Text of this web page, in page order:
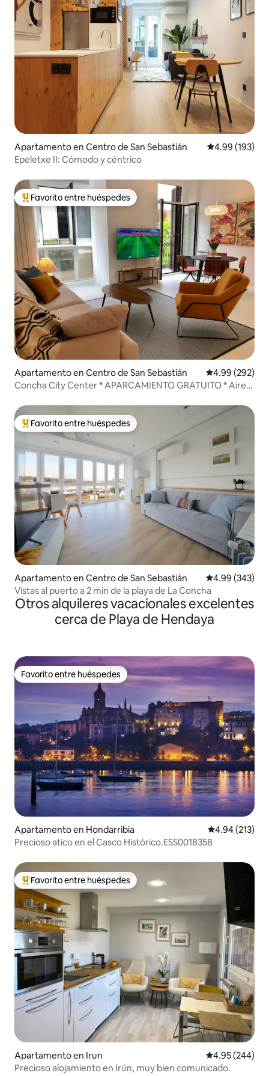
Apartamento en Centro de San Sebastián Calificación
4.99 (193)
Epeletxe II: Cómodo y céntrico
Favorito entre huéspedes preferido
Favorito entre huéspedes
Apartamento en Centro de San Sebastián Calificación
4.99 (292)
Concha City Center * APARCAMIENTO GRATUITO * Aire
Favorito entre huéspedes preferido
Favorito entre huéspedes
Apartamento en Centro de San Sebastián Calificación
4.99 (343)
Vistas al puerto a 2 min de la playa de La Concha
Otros alquileres vacacionales excelentes
cerca de Playa de Hendaya
Favorito entre huéspedes
Favorito entre huéspedes
Apartamento en Hondarribia Calificación
4.94 (213)
Precioso atico en el Casco Histórico.ESS0018358
Favorito entre huéspedes preferido
Favorito entre huéspedes
Apartamento en Irun Calificación
4.95 (244)
Precioso alojamiento en Irún, muy bien comunicado.